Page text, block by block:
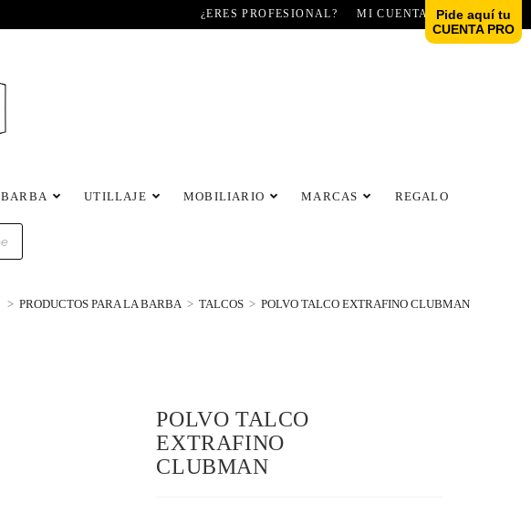
¿ERES PROFESIONAL? MI CUENTA
BARBA UTILLAJE MOBILIARIO MARCAS REGALO
> PRODUCTOS PARA LA BARBA > TALCOS > POLVO TALCO EXTRAFINO CLUBMAN
POLVO TALCO
EXTRAFINO
CLUBMAN
Pide aquí tu
CUENTA PRO